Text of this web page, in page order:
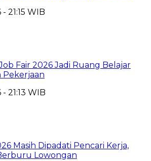
21:15 WIB
Fair 2026 Jadi Ruang Belajar
Pekerjaan
21:13 WIB
Masih Dipadati Pencari Kerja,
Lowongan